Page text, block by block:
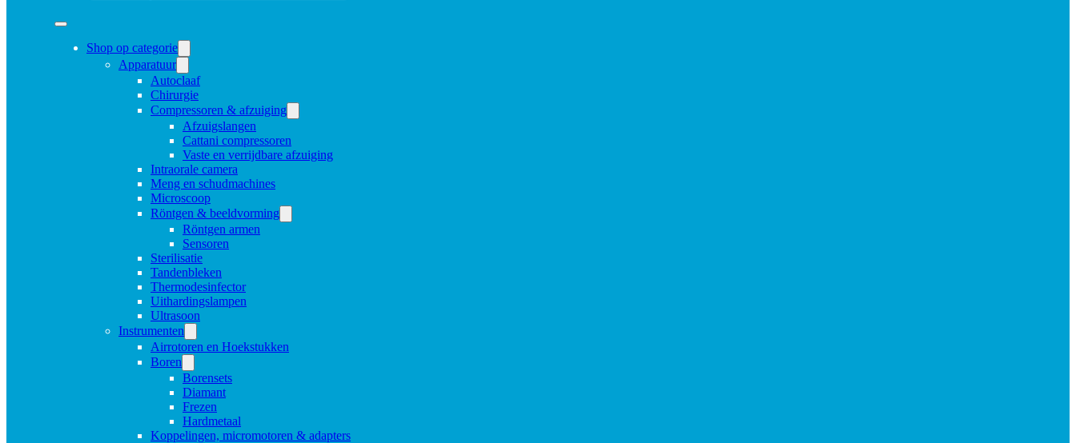
Shop op categorie
Apparatuur
Autoclaaf
Chirurgie
Compressoren & afzuiging
Afzuigslangen
Cattani compressoren
Vaste en verrijdbare afzuiging
Intraorale camera
Meng en schudmachines
Microscoop
Röntgen & beeldvorming
Röntgen armen
Sensoren
Sterilisatie
Tandenbleken
Thermodesinfector
Uithardingslampen
Ultrasoon
Instrumenten
Airrotoren en Hoekstukken
Boren
Borensets
Diamant
Frezen
Hardmetaal
Koppelingen, micromotoren & adapters